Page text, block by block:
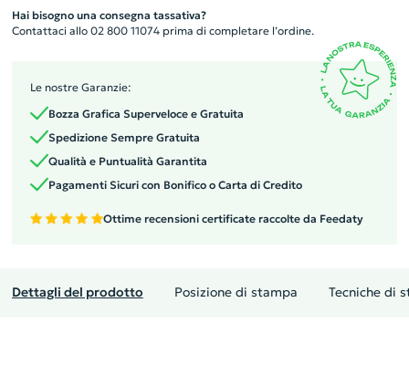
Hai bisogno una consegna tassativa?
Contattaci allo 02 800 11074 prima di completare l’ordine.
Le nostre Garanzie:
Bozza Grafica Superveloce e Gratuita
Spedizione Sempre Gratuita
Qualità e Puntualità Garantita
Pagamenti Sicuri con Bonifico o Carta di Credito
Ottime recensioni certificate raccolte da Feedaty
Dettagli del prodotto Posizione di stampa Tecniche di